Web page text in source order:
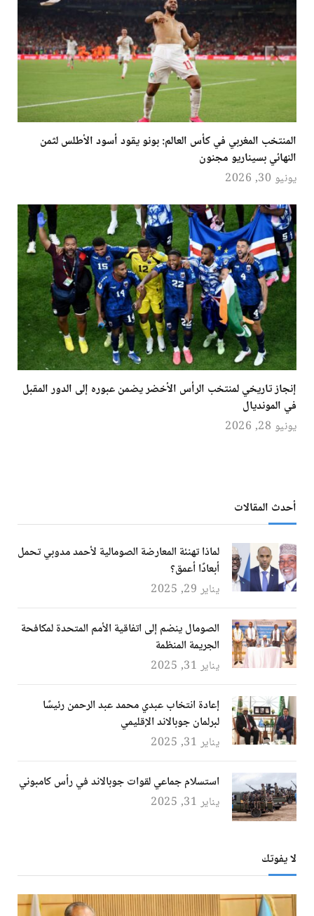
المنتخب المغربي في كأس العالم: بونو يقود أسود الأطلس لثمن
النهائي بسيناريو مجنون
يونيو 30, 2026
إنجاز تاريخي لمنتخب الرأس الأخضر يضمن عبوره إلى الدور المقبل
في المونديال
يونيو 28, 2026
أحدث المقالات
لماذا تهنئة المعارضة الصومالية لأحمد مدوبي تحمل
أبعادًا أعمق؟
يناير 29, 2025
الصومال ينضم إلى اتفاقية الأمم المتحدة لمكافحة
الجريمة المنظمة
يناير 31, 2025
إعادة انتخاب عبدي محمد عبد الرحمن رئيسًا
لبرلمان جوبالاند الإقليمي
يناير 31, 2025
استسلام جماعي لقوات جوبالاند في رأس كامبوني
يناير 31, 2025
لا يفوتك